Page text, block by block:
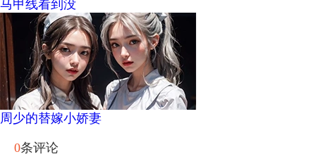
马甲线看到没
周少的替嫁小娇妻
0条评论